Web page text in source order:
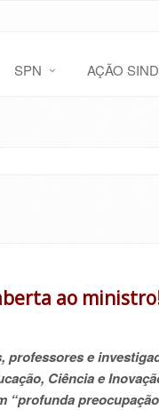
SPN AÇÃO
ao
e
Ciência e
“profunda